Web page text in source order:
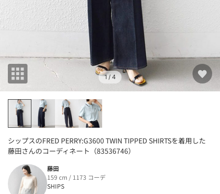
1 / 4
シップスのFRED PERRY:G3600 TWIN TIPPED SHIRTSを着用した
藤田さんのコーディネート（83536746）
藤田
159 cm / 1173 コーデ
SHIPS